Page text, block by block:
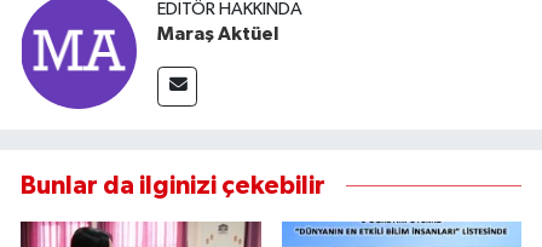
EDITÖR HAKKINDA
Maraş Aktüel
Bunlar da ilginizi çekebilir